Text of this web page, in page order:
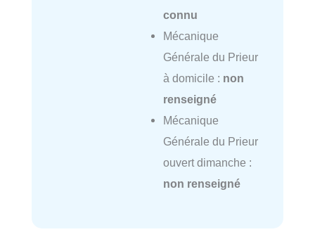
connu
Mécanique
Générale du Prieur
à domicile : non
renseigné
Mécanique
Générale du Prieur
ouvert dimanche :
non renseigné